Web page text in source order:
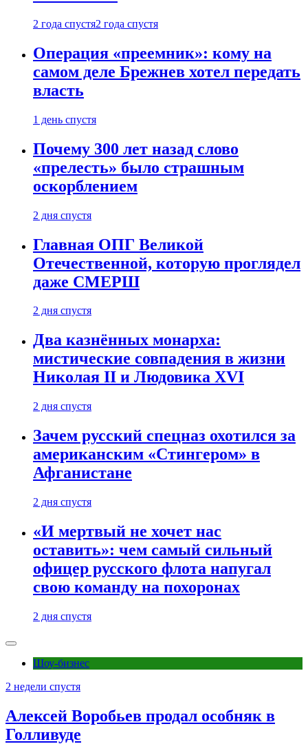
2 года спустя2 года спустя
Операция «преемник»: кому на
самом деле Брежнев хотел передать
власть
1 день спустя
Почему 300 лет назад слово
«прелесть» было страшным
оскорблением
2 дня спустя
Главная ОПГ Великой
Отечественной, которую проглядел
даже СМЕРШ
2 дня спустя
Два казнённых монарха:
мистические совпадения в жизни
Николая II и Людовика XVI
2 дня спустя
Зачем русский спецназ охотился за
американским «Стингером» в
Афганистане
2 дня спустя
«И мертвый не хочет нас
оставить»: чем самый сильный
офицер русского флота напугал
свою команду на похоронах
2 дня спустя
Шоу-бизнес
2 недели спустя
Алексей Воробьев продал особняк в
Голливуде